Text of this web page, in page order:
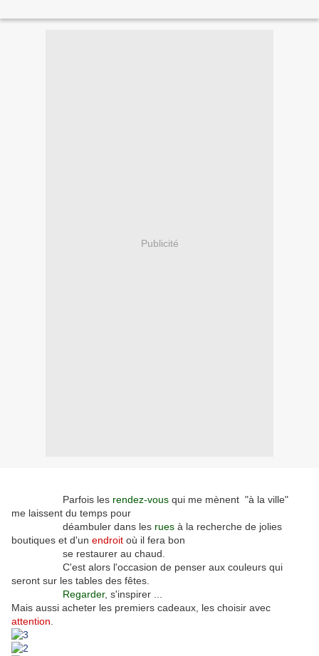
Publicité
Parfois les rendez-vous qui me mènent "à la ville"
me laissent du temps pour
déambuler dans les rues à la recherche de jolies
boutiques et d'un endroit où il fera bon
se restaurer au chaud.
C'est alors l'occasion de penser aux couleurs qui
seront sur les tables des fêtes.
Regarder, s'inspirer ...
Mais aussi acheter les premiers cadeaux, les choisir avec
attention